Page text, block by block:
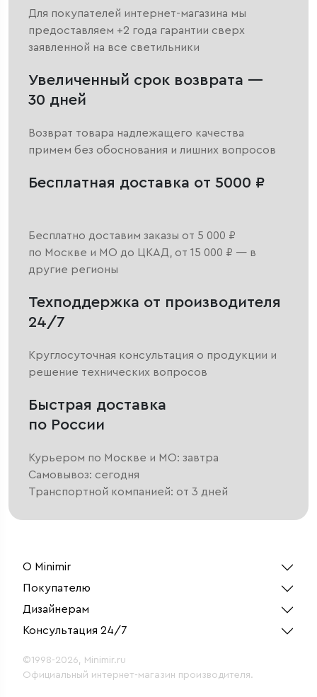
Для покупателей интернет-магазина мы
предоставляем +2 года гарантии сверх
заявленной на все светильники
Увеличенный срок возврата —
30 дней
Возврат товара надлежащего качества
примем без обоснования и лишних вопросов
Бесплатная доставка от 5000 ₽
Бесплатно доставим заказы от 5 000 ₽
по Москве и МО до ЦКАД, от 15 000 ₽ — в
другие регионы
Техподдержка от производителя
24/7
Круглосуточная консультация о продукции и
решение технических вопросов
Быстрая доставка
по России
Курьером по Москве и МО: завтра
Самовывоз: сегодня
Транспортной компанией: от 3 дней
О Minimir
Покупателю
Дизайнерам
Консультация 24/7
©1998-2026, Minimir.ru
Официальный интернет-магазин производителя.